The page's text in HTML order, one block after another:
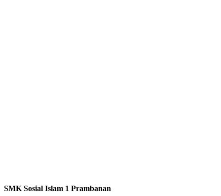
SMK Sosial Islam 1 Prambanan